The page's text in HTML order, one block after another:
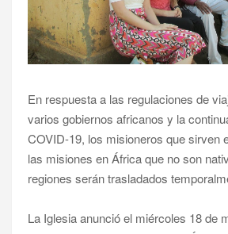
En respuesta a las regulaciones de
varios gobiernos africanos y la
COVID-19, los misioneros que sirven
las misiones en África que no son
regiones serán trasladados
La Iglesia anunció el miércoles 18 de